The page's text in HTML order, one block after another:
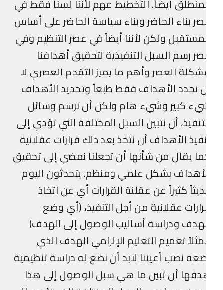
أيضاً. التخطيط مهم لأننا لسنا فقط في
بناء الحاضر وبناء سياسة الحاضر على أساس
ولكن لأننا أيضاً في عصر التنظيم وفي
رسم السبل التنفيذية لتحقيق أهدافنا
العصر وأهم ما يميز التقدم العصري لا
نحدد الأهداف فقط طبعاً وتحديد الأهداف
كبير وشيء هام ولكن أن نرسم وسائل
أن نتبين السبل المختلفة التي تؤدي إلى
الأهداف أن نتخذ بعد ذلك قرارات عقلانية
يقال من شأنها أن تجعلنا نمضي إلى تحقيق
بشكل علمي ومنظم. يتحدثون اليوم
كثيراً عن عقلنة القرارات أي عن اتخاذ
عقلانية من أجل التنفيذ، (أي وضع
ودراسة أساليب الوصول إلى الهدف)
تعميم التعليم الإلزامي الهدف الذي
نصب أعيننا لابد أن نضع له دراسة تنظيمية
أن تبين ما هي سبل الوصول إلى هذا